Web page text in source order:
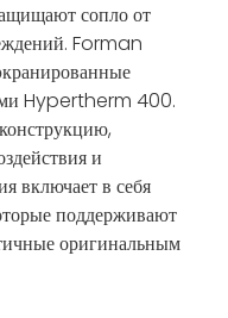
сопло от
Forman
Hypertherm 400.
и
включает в себя
поддерживают
оригинальным